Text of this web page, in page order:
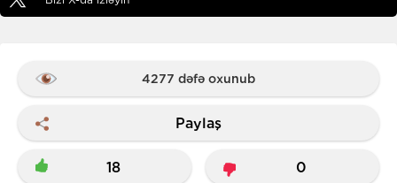
4277 dəfə oxunub
Paylaş
18 0